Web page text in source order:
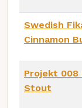
Swedish
Cinnamon
Projekt 008
Stout